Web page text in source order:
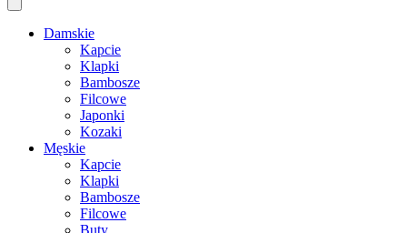
Damskie
Kapcie
Klapki
Bambosze
Filcowe
Japonki
Kozaki
Męskie
Kapcie
Klapki
Bambosze
Filcowe
Buty